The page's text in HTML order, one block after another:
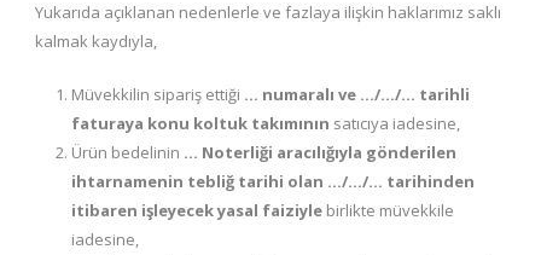
Yukarıda açıklanan nedenlerle ve fazlaya ilişkin haklarımız saklı
kalmak kaydıyla,
Müvekkilin sipariş ettiği … numaralı ve …/…/… tarihli
faturaya konu koltuk takımının satıcıya iadesine,
Ürün bedelinin … Noterliği aracılığıyla gönderilen
ihtarnamenin tebliğ tarihi olan …/…/… tarihinden
itibaren işleyecek yasal faiziyle birlikte müvekkile
iadesine,